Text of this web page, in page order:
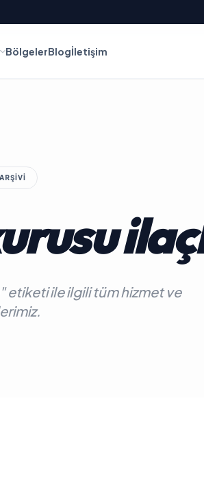
BölgelerBlogİletişim
ile ilgili tüm hizmet ve